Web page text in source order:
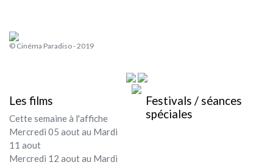
© Cinéma Paradiso - 2019
Les films
Cette semaine à l'affiche
Mercredi 05 aout au Mardi
11 aout
Mercredi 12 aout au Mardi
Festivals / séances
spéciales